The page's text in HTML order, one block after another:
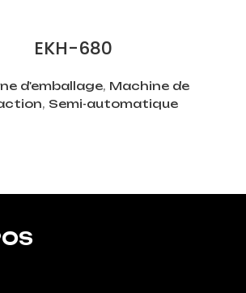
EKH-680
d'emballage, Machine de
, Semi-automatique